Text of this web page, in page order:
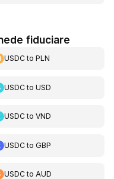
fiduciare
USDCtoPLN
USDCtoUSD
USDCtoVND
USDCtoGBP
USDCtoAUD